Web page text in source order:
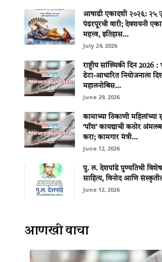
आषाढी एकादशी २०२६: २५
पंढरपूरची वारी; देवशयनी
महत्त्व, इतिहास...
July 24, 2026
राष्ट्रीय सांख्यिकी दिन 2026 :
डेटा-आधारित नियोजनाला
महालनोबिस...
June 29, 2026
कामाच्या ठिकाणी महिलांच्या
‘पॉश’ कायद्याची कठोर
करा; कामगार मंत्री...
June 12, 2026
पु. ल. देशपांडे पुण्यतिथी विशेष
साहित्य, विनोद आणि
June 12, 2026
आणखी वाचा